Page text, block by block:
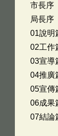
市長序
局長序
01說明
02工作
03宣導
04推廣
05宣傳
06成果
07結論